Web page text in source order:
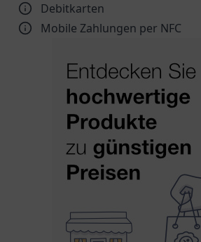
Debitkarten
Mobile Zahlungen per NFC